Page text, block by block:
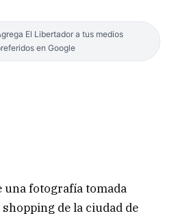
El Libertador a tus medios
en Google
una fotografía tomada
de la ciudad de